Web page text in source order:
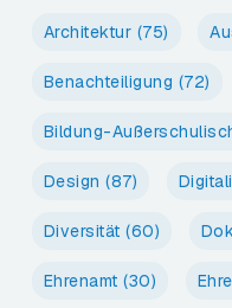
Architektur (75)
Benachteiligung (72)
Bildung-
Design (87)
Diversität (60)
Ehrenamt (30)